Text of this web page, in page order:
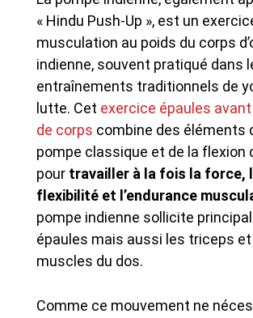
« Hindu Push-Up », est un
musculation au poids du corps
indienne, souvent pratiqué dans
entraînements traditionnels de
lutte. Cet exercice épaules
de corps combine des éléments
pompe classique et de la flexion
pour travailler à la fois la force,
flexibilité et l’endurance
pompe indienne sollicite
épaules mais aussi les triceps
muscles du dos.
Comme ce mouvement ne